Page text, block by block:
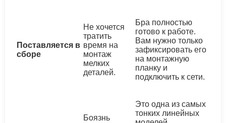
Поставляется в
сборе
Не хочется
тратить
время на
монтаж
мелких
деталей.
Бра полностью
готово к работе.
Вам нужно только
зафиксировать его
на монтажную
планку и
подключить к сети.
Боязнь
Это одна из самых
тонких линейных